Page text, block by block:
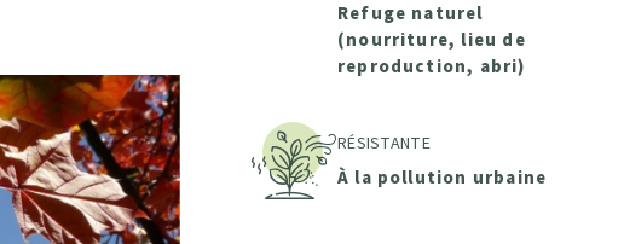
Refuge naturel
(nourriture, lieu de
reproduction, abri)
RÉSISTANTE
À la pollution urbaine